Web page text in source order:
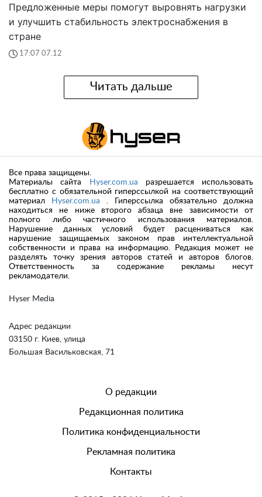
Предложенные меры помогут выровнять нагрузки
и улучшить стабильность электроснабжения в
стране
17:07 07.12
Читать дальше
Hyser Media
Адрес редакции
03150 г. Киев, улица
Большая Васильковская, 71
Все права защищены.
Материалы сайта
Hyser.com.ua разрешается использовать
бесплатно с обязательной гиперссылкой на соответствующий
материал
Hyser.com.ua . Гиперссылка обязательно должна
находиться не ниже второго абзаца вне зависимости от
полного либо частичного использования материалов.
Нарушение данных условий будет расцениваться как
нарушение защищаемых законом прав интеллектуальной
собственности и права на информацию. Редакция может не
разделять точку зрения авторов статей и авторов блогов.
Ответственность за содержание рекламы несут
рекламодатели.
О редакции
Редакционная политика
Политика конфиденциальности
Рекламная политика
Контакты